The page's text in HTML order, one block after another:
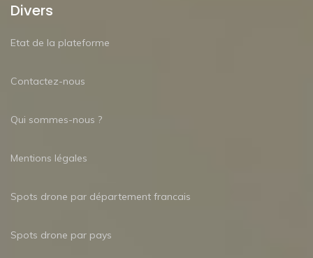
Divers
Etat de la plateforme
Contactez-nous
Qui sommes-nous ?
Mentions légales
Spots drone par département francais
Spots drone par pays